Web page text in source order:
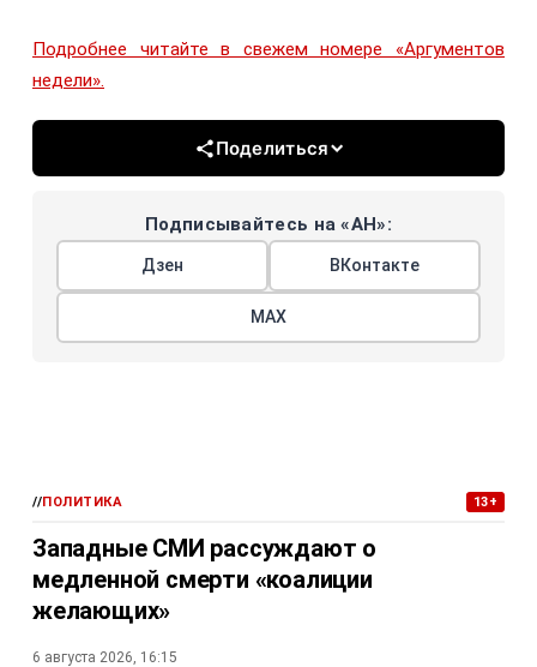
Подробнее читайте в свежем номере «Аргументов
недели».
Поделиться
Подписывайтесь на «АН»:
Дзен ВКонтакте
МАХ
//ПОЛИТИКА 13+
Западные СМИ рассуждают о
медленной смерти «коалиции
желающих»
6 августа 2026, 16:15